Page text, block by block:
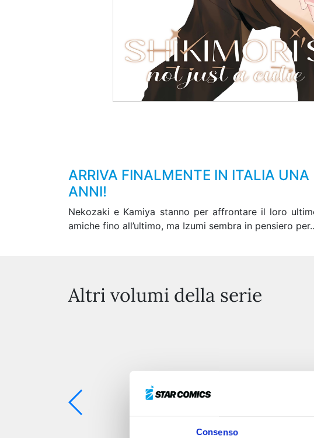
Consenso
ARRIVA FINALMENTE IN ITALIA
ANNI!
Nekozaki e Kamiya stanno per affrontare il loro
amiche fino all’ultimo, ma Izumi sembra in pensiero
Altri volumi della serie